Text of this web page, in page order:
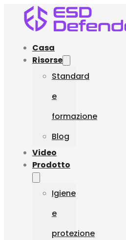
Casa
Risorse
Standard
e
formazione
Blog
Video
Prodotto
Igiene
e
protezione